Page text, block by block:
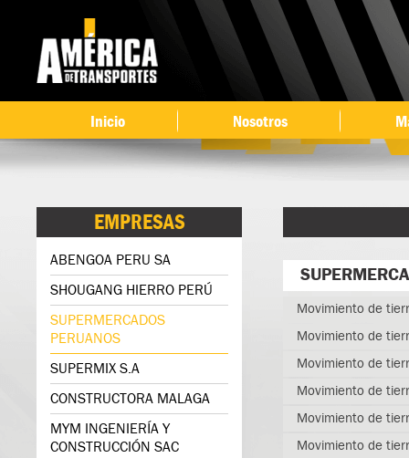
Ir
Inicio Nosotros
Movimiento de
Movimiento de
Movimiento de
Movimiento de
Movimiento de
Movimiento de
EMPRESAS
ABENGOA PERU SA
SHOUGANG HIERRO PERÚ
SUPERMERCADOS
PERUANOS
SUPERMIX S.A
CONSTRUCTORA MALAGA
MYM INGENIERÍA Y
CONSTRUCCIÓN SAC